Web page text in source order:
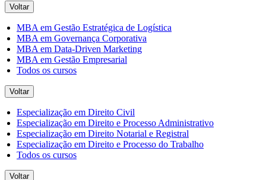
Voltar
MBA em Gestão Estratégica de Logística
MBA em Governança Corporativa
MBA em Data-Driven Marketing
MBA em Gestão Empresarial
Todos os cursos
Voltar
Especialização em Direito Civil
Especialização em Direito e Processo Administrativo
Especialização em Direito Notarial e Registral
Especialização em Direito e Processo do Trabalho
Todos os cursos
Voltar